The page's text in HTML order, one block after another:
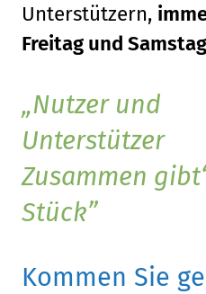
Unterstützern,
Freitag und
Nutzer und
Unterstützer
Zusammen
Stück
Kommen Sie